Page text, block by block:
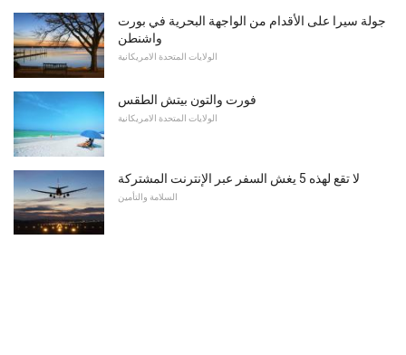
جولة سيرا على الأقدام من الواجهة البحرية في بورت
واشنطن
الولايات المتحدة الامريكانية
فورت والتون بيتش الطقس
الولايات المتحدة الامريكانية
لا تقع لهذه 5 يغش السفر عبر الإنترنت المشتركة
السلامة والتأمين